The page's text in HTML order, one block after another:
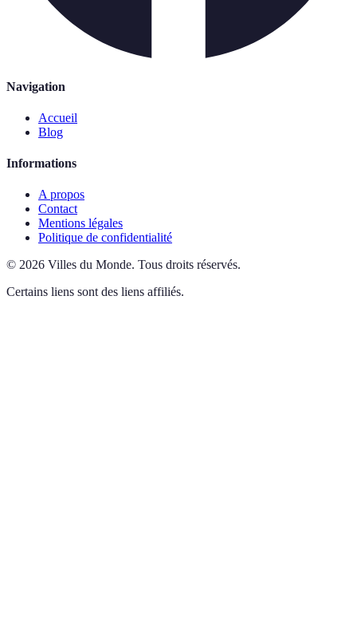
Navigation
Accueil
Blog
Informations
A propos
Contact
Mentions légales
Politique de confidentialité
© 2026 Villes du Monde. Tous droits réservés.
Certains liens sont des liens affiliés.